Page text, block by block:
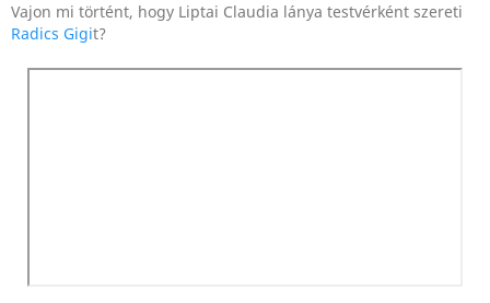
Vajon mi történt, hogy Liptai Claudia lánya testvérként szereti
Radics Gigit?